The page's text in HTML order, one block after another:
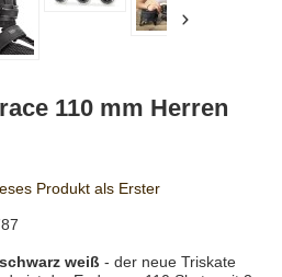
110 mm Herren
Produkt als Erster
weiß - der neue Triskate